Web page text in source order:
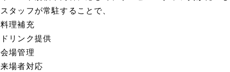
スタッフが常駐することで、
料理補充
ドリンク提供
会場管理
来場者対応